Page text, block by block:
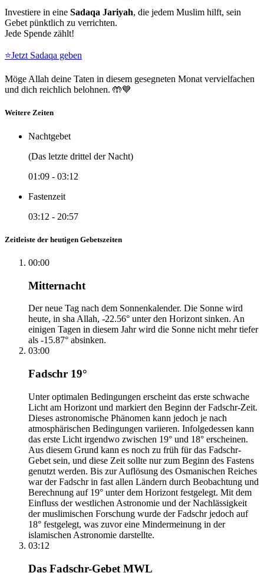
Investiere in eine Sadaqa Jariyah, die jedem Muslim hilft, sein
Gebet pünktlich zu verrichten.
Jede Spende zählt!
⭐Jetzt Sadaqa geben
Möge Allah deine Taten in diesem gesegneten Monat vervielfachen
und dich reichlich belohnen. 🤲💙
Weitere Zeiten
Nachtgebet
(Das letzte drittel der Nacht)
01:09 - 03:12
Fastenzeit
03:12 - 20:57
Zeitleiste der heutigen Gebetszeiten
00:00
Mitternacht
Der neue Tag nach dem Sonnenkalender. Die Sonne wird
heute, in sha Allah, -22.56° unter den Horizont sinken. An
einigen Tagen in diesem Jahr wird die Sonne nicht mehr tiefer
als -15.87° absinken.
03:00
Fadschr 19°
Unter optimalen Bedingungen erscheint das erste schwache
Licht am Horizont und markiert den Beginn der Fadschr-Zeit.
Dieses astronomische Phänomen kann jedoch je nach
atmosphärischen Bedingungen variieren. Infolgedessen kann
das erste Licht irgendwo zwischen 19° und 18° erscheinen.
Aus diesem Grund kann es noch zu früh für das Fadschr-
Gebet sein, und diese Zeit sollte nur zum Beginn des Fastens
genutzt werden. Bis zur Auflösung des Osmanischen Reiches
war der Fadschr in fast allen Ländern durch Beobachtung und
Berechnung auf 19° unter dem Horizont festgelegt. Mit dem
Einfluss der westlichen Astronomie und der Nachlässigkeit
der muslimischen Forschung wurde der Fadschr jedoch auf
18° festgelegt, was zuvor eine Mindermeinung in der
islamischen Astronomie darstellte.
03:12
Das Fadschr-Gebet MWL